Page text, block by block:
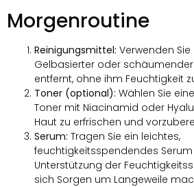
Morgenroutine
Reinigungsmittel: Verwenden
Gelbasierter oder schäumender
entfernt, ohne ihm Feuchtigkeit
Toner (optional): Wählen Sie
Toner mit Niacinamid oder
Haut zu erfrischen und
Serum: Tragen Sie ein leichtes,
feuchtigkeitsspendendes
Unterstützung der
sich Sorgen um Langeweile